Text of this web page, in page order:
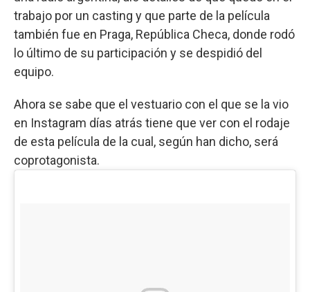
trabajo por un casting y que parte de la película
también fue en Praga, República Checa, donde rodó
lo último de su participación y se despidió del
equipo.
Ahora se sabe que el vestuario con el que se la vio
en Instagram días atrás tiene que ver con el rodaje
de esta película de la cual, según han dicho, será
coprotagonista.